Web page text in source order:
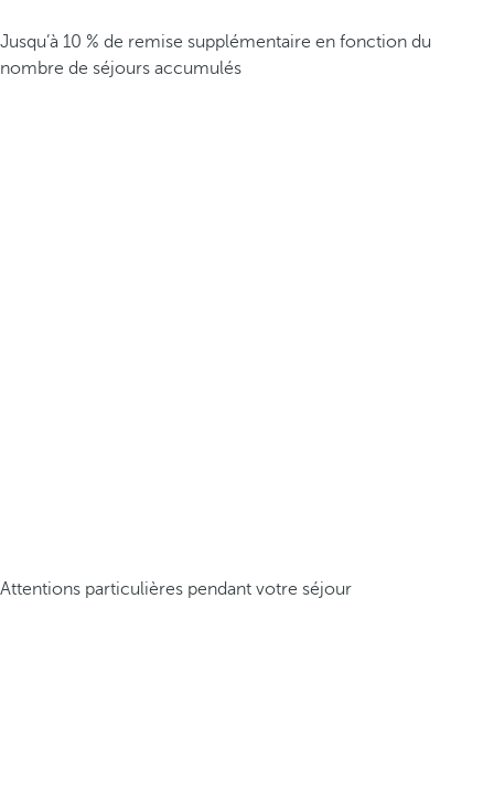
Jusqu’à 10 % de remise supplémentaire en fonction du
nombre de séjours accumulés
Attentions particulières pendant votre séjour